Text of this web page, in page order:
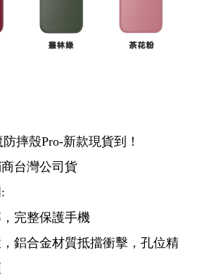
摔殼Pro-新款現貨到！
台灣公司貨
完整保護手機
鋁合金材質抵擋衝擊，孔位精